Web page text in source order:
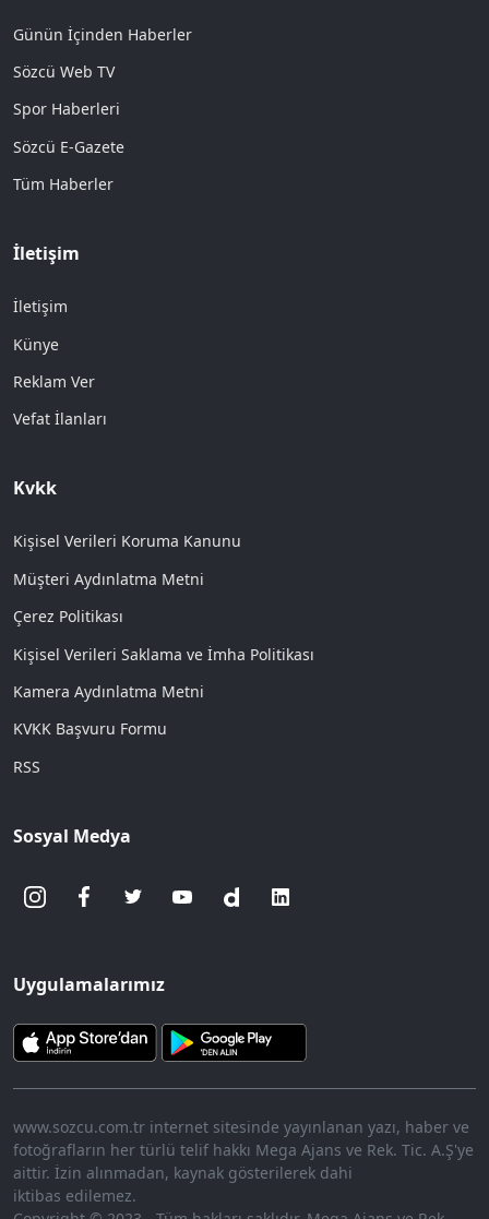
Günün İçinden Haberler
Sözcü Web TV
Spor Haberleri
Sözcü E-Gazete
Tüm Haberler
İletişim
İletişim
Künye
Reklam Ver
Vefat İlanları
Kvkk
Kişisel Verileri Koruma Kanunu
Müşteri Aydınlatma Metni
Çerez Politikası
Kişisel Verileri Saklama ve İmha Politikası
Kamera Aydınlatma Metni
KVKK Başvuru Formu
RSS
Sosyal Medya
Uygulamalarımız
www.sozcu.com.tr internet sitesinde yayınlanan yazı, haber ve
fotoğrafların her türlü telif hakkı Mega Ajans ve Rek. Tic. A.Ş'ye
aittir. İzin alınmadan, kaynak gösterilerek dahi
iktibas edilemez.